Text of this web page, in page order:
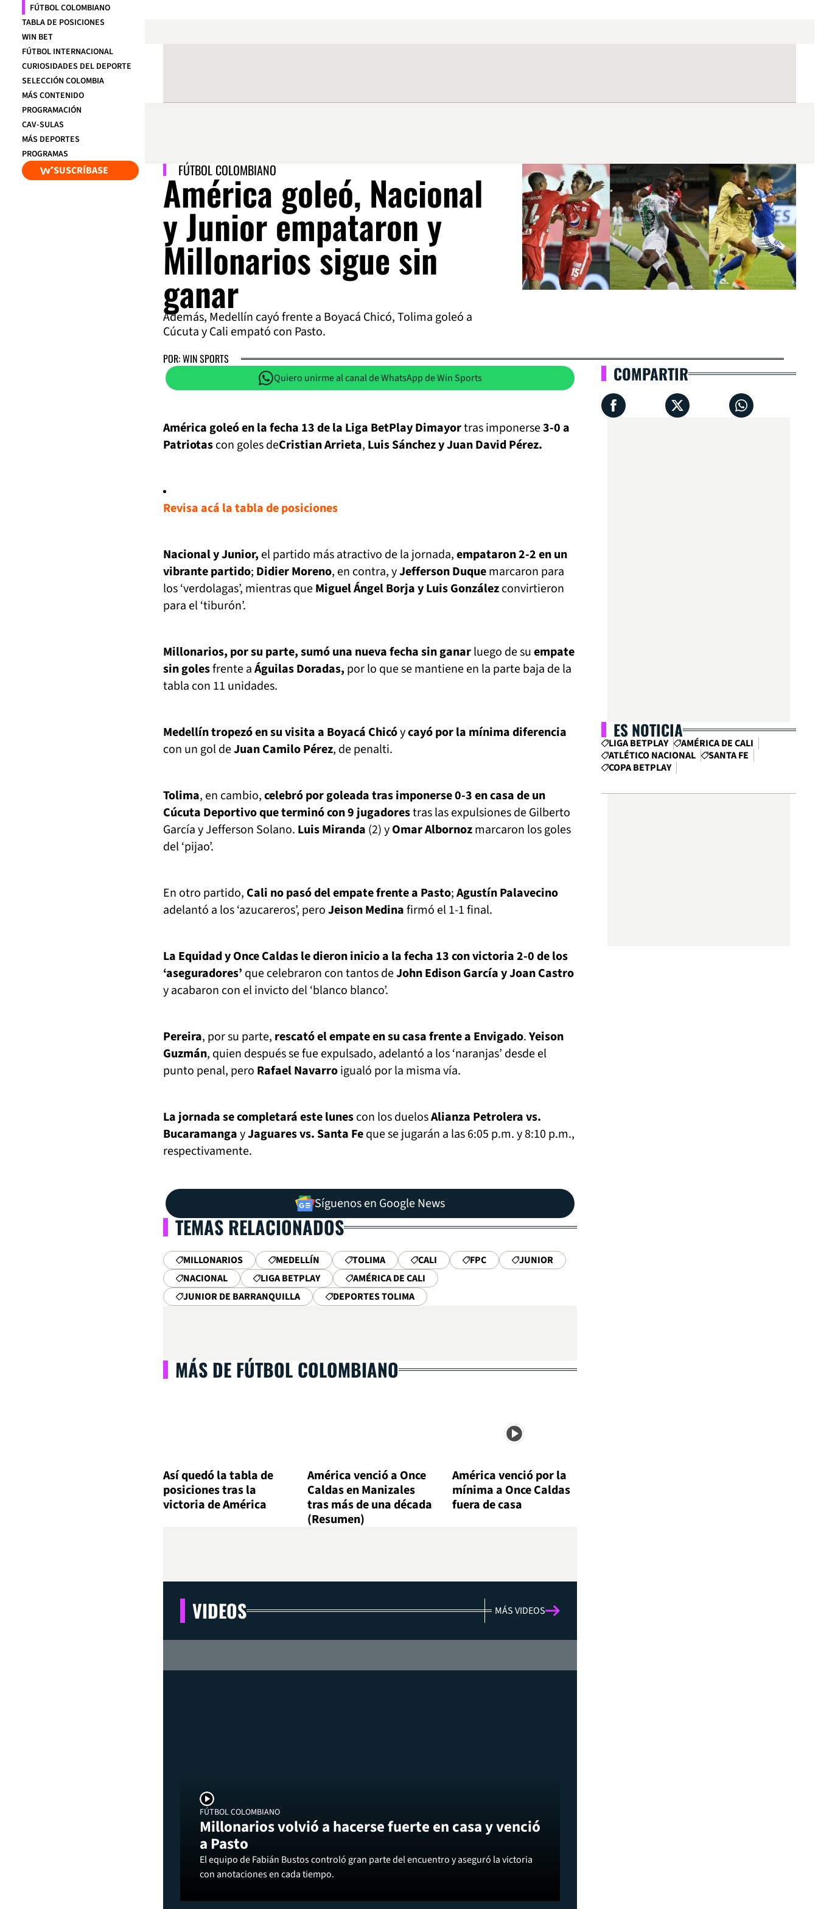
FÚTBOL COLOMBIANO
TABLA DE POSICIONES
WIN BET
FÚTBOL INTERNACIONAL
CURIOSIDADES DEL DEPORTE
SELECCIÓN COLOMBIA
MÁS CONTENIDO
PROGRAMACIÓN
CAV-SULAS
MÁS DEPORTES
PROGRAMAS
SUSCRÍBASE FÚTBOL COLOMBIANO
América goleó, Nacional
y Junior empataron y
Millonarios sigue sin
ganar
Además, Medellín cayó frente a Boyacá Chicó, Tolima goleó a
Cúcuta y Cali empató con Pasto.
POR: WIN SPORTS
Quiero unirme al canal de WhatsApp de Win Sports
América goleó en la fecha 13 de la Liga BetPlay Dimayortras imponerse3-0 a
Patriotascon goles deCristian Arrieta, Luis Sánchez y Juan David Pérez.
Revisa acá la tabla de posiciones
Nacional y Junior, el partido más atractivo de la jornada,empataron 2-2 en un
vibrante partido; Didier Moreno, en contra, yJefferson Duquemarcaron para
los ‘verdolagas’, mientras queMiguel Ángel Borja y Luis Gonzálezconvirtieron
para el ‘tiburón’.
Millonarios, por su parte, sumó una nueva fecha sin ganarluego de suempate
sin golesfrente aÁguilas Doradas, por lo que se mantiene en la parte baja de la
tabla con 11 unidades.
Medellín tropezó en su visita a Boyacá Chicóycayó por la mínima diferencia
con un gol deJuan Camilo Pérez, de penalti.
Tolima, en cambio,celebró por goleada tras imponerse 0-3 en casa de un
Cúcuta Deportivo que terminó con 9 jugadorestras las expulsiones de Gilberto
García y Jefferson Solano. Luis Miranda (2) yOmar Albornozmarcaron los goles
del ‘pijao’.
En otro partido, Cali no pasó del empate frente a Pasto;Agustín Palavecino
adelantó a los ‘azucareros’, peroJeison Medinafirmó el 1-1 final.
La Equidad y Once Caldas le dieron inicio a la fecha 13 con victoria 2-0 de los
‘aseguradores’ que celebraron con tantos deJohn Edison García y Joan Castro
y acabaron con el invicto del ‘blanco blanco’.
Pereira, por su parte, rescató el empate en su casa frente a Envigado.Yeison
Guzmán, quien después se fue expulsado, adelantó a los ‘naranjas’ desde el
punto penal, pero Rafael Navarroigualó por la misma vía.
La jornada se completará este lunescon los duelosAlianza Petrolera vs.
BucaramangayJaguares vs. Santa Feque se jugarán a las 6:05 p.m. y 8:10 p.m.,
respectivamente.
Síguenos en Google News
TEMAS RELACIONADOS
MILLONARIOS MEDELLÍN TOLIMA CALI FPC
JUNIOR
NACIONAL
LIGA BETPLAY
AMÉRICA DE CALI
JUNIOR DE BARRANQUILLA
DEPORTES TOLIMA
MÁS DE FÚTBOL COLOMBIANO
Así quedó la tabla de
posiciones tras la
victoria de América
América venció a Once
Caldas en Manizales
tras más de una década
(Resumen)
América venció por la
mínima a Once Caldas
fuera de casa
VIDEOS MÁS VIDEOS
FÚTBOL COLOMBIANO
Millonarios volvió a hacerse fuerte en casa y venció
a Pasto
El equipo de Fabián Bustos controló gran parte del encuentro y aseguró la victoria
con anotaciones en cada tiempo.
COMPARTIR
ES NOTICIA
LIGA BETPLAY
AMÉRICA DE CALI
ATLÉTICO NACIONAL
SANTA FE
COPA BETPLAY